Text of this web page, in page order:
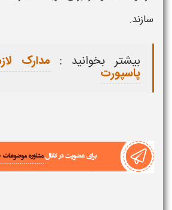
سازند.
بیشتر بخوانید : مدارک
پاسپورت